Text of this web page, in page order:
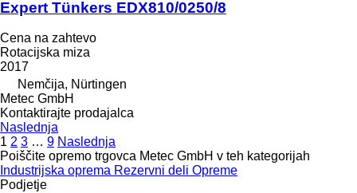
Expert Tünkers EDX810/0250/8
Cena na zahtevo
Rotacijska miza
2017
Nemčija, Nürtingen
Metec GmbH
Kontaktirajte prodajalca
Naslednja
1 2 3 … 9 Naslednja
Poiščite opremo trgovca Metec GmbH v teh kategorijah
Industrijska oprema Rezervni deli Opreme
Podjetje